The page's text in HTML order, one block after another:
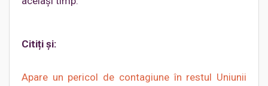
Citiți și:
Apare un pericol de contagiune în restul Uniunii